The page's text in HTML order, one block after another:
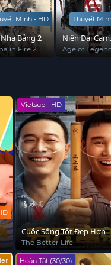
Minh - HD
Bảng 2
in Fire 2
Thuyết
Niên Đại Cam
Hồng
Age of
Vietsub - HD
Cuộc Sống Tốt Đẹp Hơn
The Better Life
Hoàn Tất (30/30)